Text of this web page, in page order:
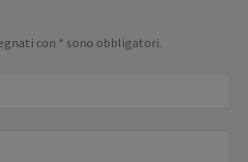
con * sono obbligatori.